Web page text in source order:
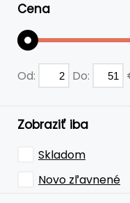
Cena
Od: Do:
Zobraziť iba
Skladom
Novo zľavnené